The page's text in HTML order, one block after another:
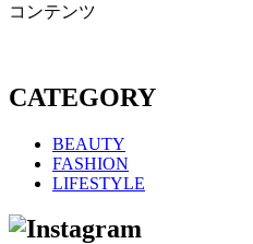
コンテンツ
CATEGORY
BEAUTY
FASHION
LIFESTYLE